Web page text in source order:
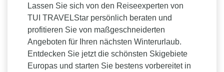
Lassen Sie sich von den Reiseexperten von
TUI TRAVELStar persönlich beraten und
profitieren Sie von maßgeschneiderten
Angeboten für Ihren nächsten Winterurlaub.
Entdecken Sie jetzt die schönsten Skigebiete
Europas und starten Sie bestens vorbereitet in